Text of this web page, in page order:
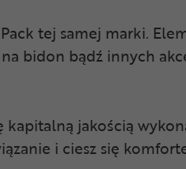
tej samej marki.
bidon bądź innych
jakością
i ciesz się